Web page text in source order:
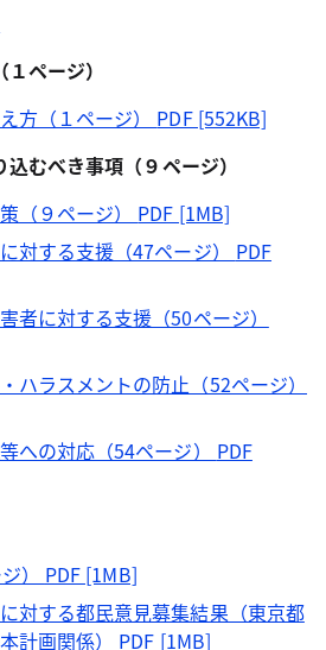
ページ）
方（１ページ） PDF [552KB]
むべき事項（９ページ）
（９ページ） PDF [1MB]
対する支援（47ページ） PDF
者に対する支援（50ページ）
ハラスメントの防止（52ページ）
への対応（54ページ） PDF
） PDF [1MB]
対する都民意見募集結果（東京都
計画関係） PDF [1MB]